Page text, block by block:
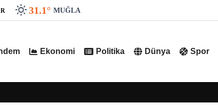
31.1° MUĞLA
Ekonomi Politika Dünya Spor